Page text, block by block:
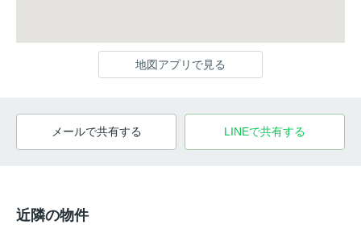
地図アプリで見る
メールで共有する LINEで共有する
近隣の物件